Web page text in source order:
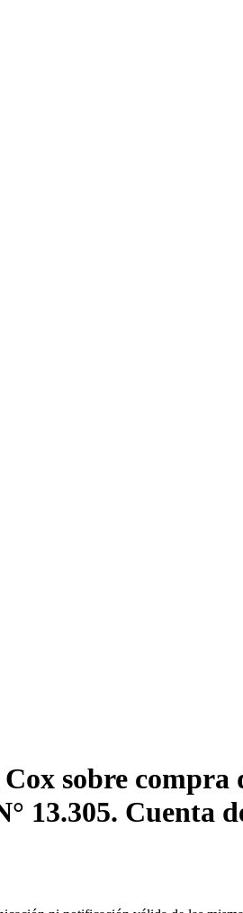
sobre compra
13.305. Cuenta